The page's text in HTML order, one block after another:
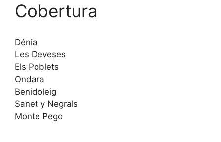
Cobertura
Dénia
Les Deveses
Els Poblets
Ondara
Benidoleig
Sanet y Negrals
Monte Pego